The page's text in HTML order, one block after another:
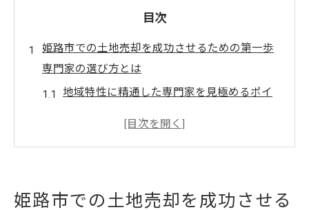
目次
姫路市での土地売却を成功させるための第一歩
専門家の選び方とは
地域特性に精通した専門家を見極めるポイ
姫路市での過去の成功事例から学ぶ専門家
姫路市での土地売却を成功させる